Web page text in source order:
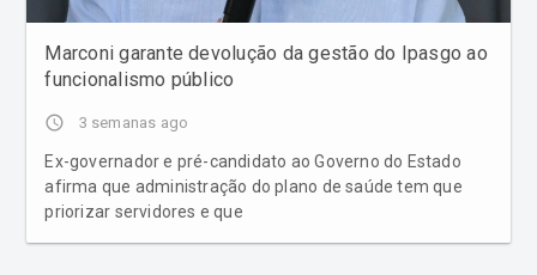
Marconi garante devolução da gestão do Ipasgo ao
funcionalismo público
access_time 3 semanas ago
Ex-governador e pré-candidato ao Governo do Estado
afirma que administração do plano de saúde tem que
priorizar servidores e que